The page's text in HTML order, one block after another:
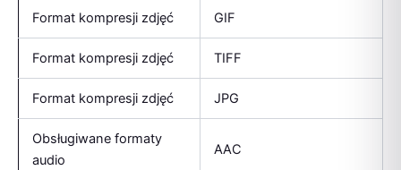
Format kompresji zdjęć GIF
Format kompresji zdjęć TIFF
Format kompresji zdjęć JPG
Obsługiwane formaty
audio
AAC